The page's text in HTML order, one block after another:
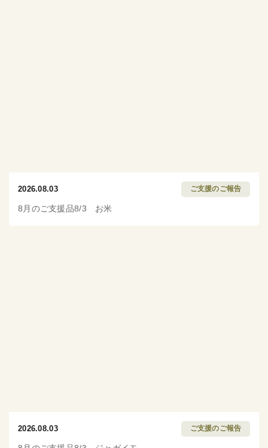
2026.08.03 ご支援のご報告
8月のご支援品8/3 お米
2026.08.03 ご支援のご報告